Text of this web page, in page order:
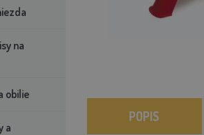
na
obilie
a
POPIS